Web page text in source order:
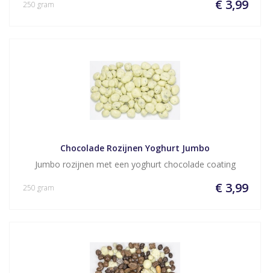
€ 3,99
250 gram
Chocolade Rozijnen Yoghurt Jumbo
Jumbo rozijnen met een yoghurt chocolade coating
€ 3,99
250 gram